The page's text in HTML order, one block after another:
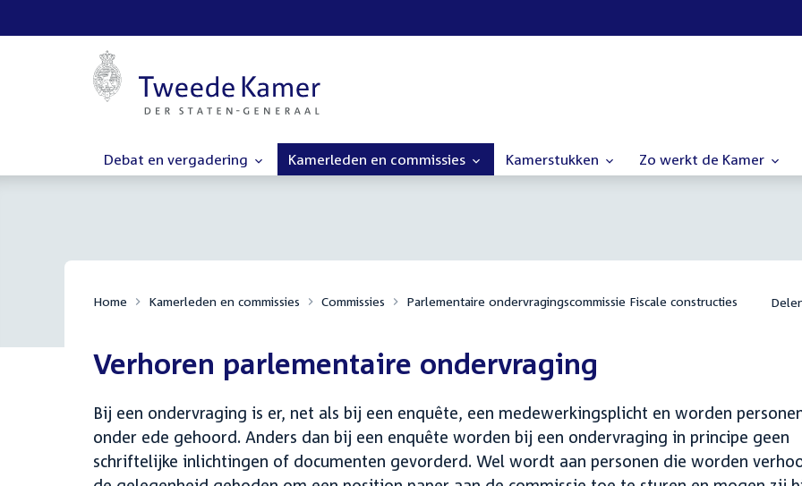
Debat en vergadering Kamerleden en commissies Kamerstukken Zo werkt de Kamer
Home Kamerleden en commissies Commissies Parlementaire ondervragingscommissie Fiscale constructies
Verhoren parlementaire ondervraging
Bij een ondervraging is er, net als bij een enquête, een medewerkingsplicht en worden
onder ede gehoord. Anders dan bij een enquête worden bij een ondervraging in principe geen
schriftelijke inlichtingen of documenten gevorderd. Wel wordt aan personen die worden